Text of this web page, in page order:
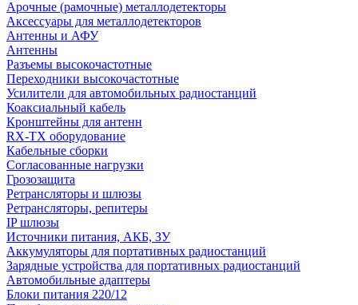
Арочные (рамочные) металлодетекторы
Аксессуары для металлодетекторов
Антенны и АФУ
Антенны
Разъемы высокочастотные
Переходники высокочастотные
Усилители для автомобильных радиостанций
Коаксиальный кабель
Кронштейны для антенн
RX-TX оборудование
Кабельные сборки
Согласованные нагрузки
Грозозащита
Ретрансляторы и шлюзы
Ретрансляторы, репитеры
IP шлюзы
Источники питания, АКБ, ЗУ
Аккумуляторы для портативных радиостанций
Зарядные устройства для портативных радиостанций
Автомобильные адаптеры
Блоки питания 220/12